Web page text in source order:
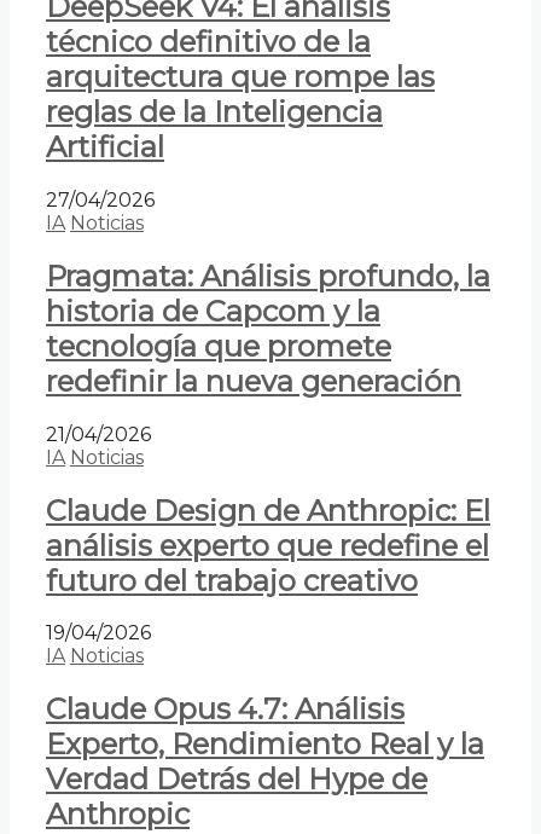
técnico definitivo de la
arquitectura que rompe las
reglas de la Inteligencia
Artificial
27/04/2026
IA Noticias
Pragmata: Análisis profundo, la
historia de Capcom y la
tecnología que promete
redefinir la nueva generación
21/04/2026
IA Noticias
Claude Design de Anthropic: El
análisis experto que redefine el
futuro del trabajo creativo
19/04/2026
IA Noticias
Claude Opus 4.7: Análisis
Experto, Rendimiento Real y la
Verdad Detrás del Hype de
Anthropic